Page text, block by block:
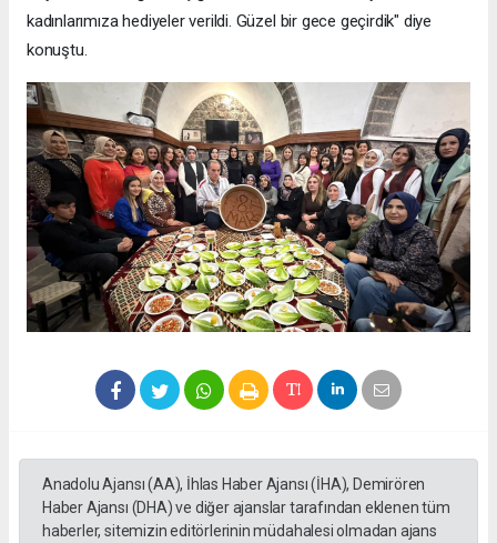
kadınlarımıza hediyeler verildi. Güzel bir gece geçirdik" diye
konuştu.
Anadolu Ajansı (AA), İhlas Haber Ajansı (İHA), Demirören
Haber Ajansı (DHA) ve diğer ajanslar tarafından eklenen tüm
haberler, sitemizin editörlerinin müdahalesi olmadan ajans